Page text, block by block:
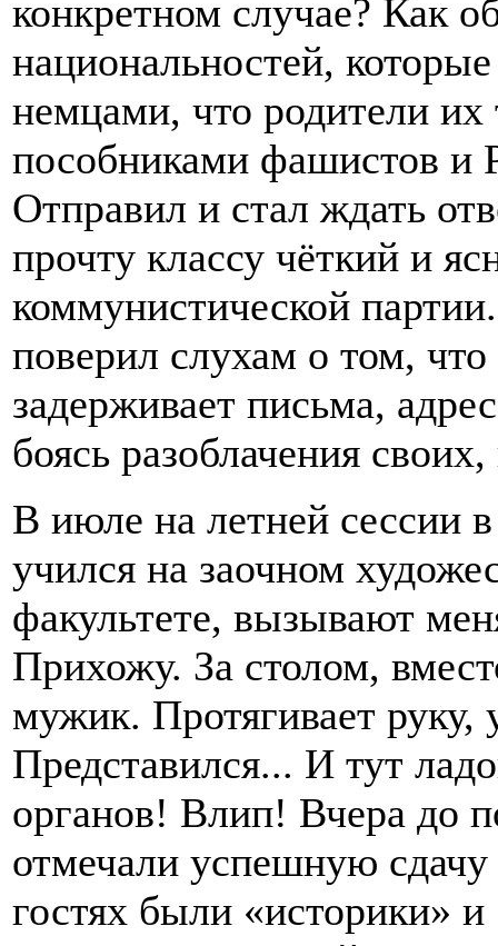
конкретном случае? Как
национальностей,
немцами, что родители
пособниками фашистов и
Отправил и стал ждать
прочту классу чёткий и
коммунистической
поверил слухам о том, что
задерживает письма,
боясь разоблачения
В июле на летней сессии
учился на заочном
факультете, вызывают
Прихожу. За столом,
мужик. Протягивает руку,
Представился... И тут
органов! Влип! Вчера до
отмечали успешную
гостях были «историки»